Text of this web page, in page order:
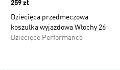
Price
259 zł
Dziecięca przedmeczowa
koszulka wyjazdowa Włochy 26
Dziecięce Performance